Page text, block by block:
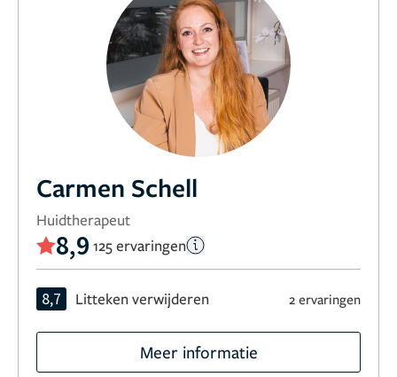
Carmen Schell
Huidtherapeut
8,9 125 ervaringen
8,7 Litteken verwijderen 2 ervaringen
Meer informatie